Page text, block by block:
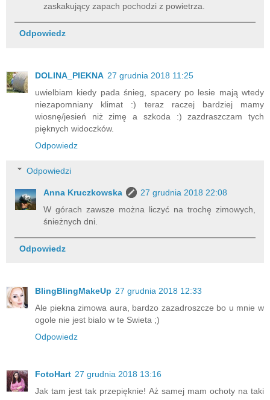
zaskakujący zapach pochodzi z powietrza.
Odpowiedz
DOLINA_PIEKNA 27 grudnia 2018 11:25
uwielbiam kiedy pada śnieg, spacery po lesie mają wtedy
niezapomniany klimat :) teraz raczej bardziej mamy
wiosnę/jesień niż zimę a szkoda :) zazdraszczam tych
pięknych widoczków.
Odpowiedz
Odpowiedzi
Anna Kruczkowska
27 grudnia 2018 22:08
W górach zawsze można liczyć na trochę zimowych,
śnieżnych dni.
Odpowiedz
BlingBlingMakeUp 27 grudnia 2018 12:33
Ale piekna zimowa aura, bardzo zazadroszcze bo u mnie w
ogole nie jest bialo w te Swieta ;)
Odpowiedz
FotoHart 27 grudnia 2018 13:16
Jak tam jest tak przepięknie! Aż samej mam ochoty na taki